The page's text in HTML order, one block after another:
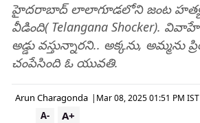
హైదరాబాద్ లాలాగూడలోని జంట
వీడింది( Telangana Shocker).
అడ్డు వస్తున్నారని.. అక్కను, అమ్మను
చంపేసింది ఓ యువతి.
Arun Charagonda | Mar 08, 2025 01:51 PM IST
A+
A-